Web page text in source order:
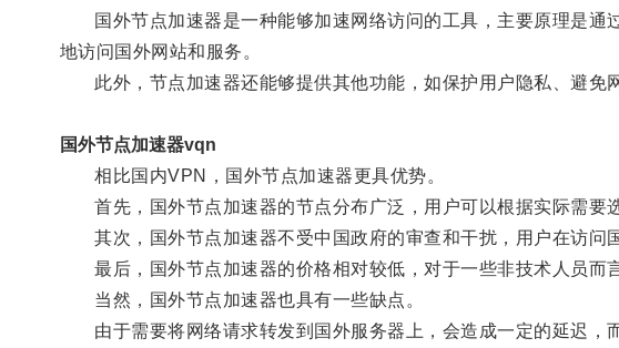
国外节点加速器是一种能够加速网络访问的工具，主要原理是通
地访问国外网站和服务。
此外，节点加速器还能够提供其他功能，如保护用户隐私、避免网
国外节点加速器vqn
相比国内VPN，国外节点加速器更具优势。
首先，国外节点加速器的节点分布广泛，用户可以根据实际需要
其次，国外节点加速器不受中国政府的审查和干扰，用户在访问
最后，国外节点加速器的价格相对较低，对于一些非技术人员而言
当然，国外节点加速器也具有一些缺点。
由于需要将网络请求转发到国外服务器上，会造成一定的延迟，